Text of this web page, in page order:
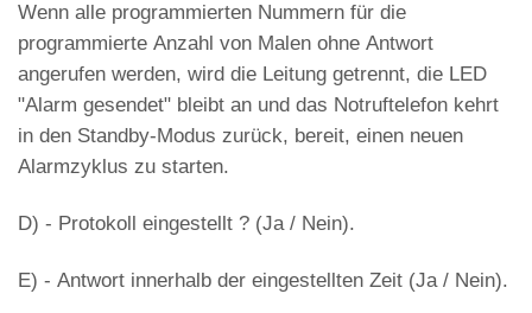
Wenn alle programmierten Nummern für die
programmierte Anzahl von Malen ohne Antwort
angerufen werden, wird die Leitung getrennt, die LED
"Alarm gesendet" bleibt an und das Notruftelefon kehrt
in den Standby-Modus zurück, bereit, einen neuen
Alarmzyklus zu starten.
D) - Protokoll eingestellt ? (Ja / Nein).
E) - Antwort innerhalb der eingestellten Zeit (Ja / Nein).